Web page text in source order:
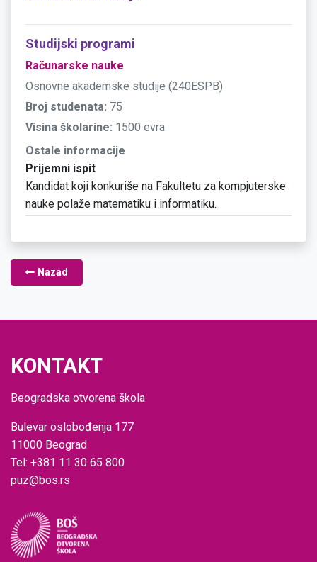
Studijski programi
Računarske nauke
Osnovne akademske studije (240ESPB)
Broj studenata: 75
Visina školarine: 1500 evra
Ostale informacije
Prijemni ispit
Kandidat koji konkuriše na Fakultetu za kompjuterske
nauke polaže matematiku i informatiku.
Nazad
KONTAKT
Beogradska otvorena škola
Bulevar oslobođenja 177
11000 Beograd
Tel: +381 11 30 65 800
puz@bos.rs